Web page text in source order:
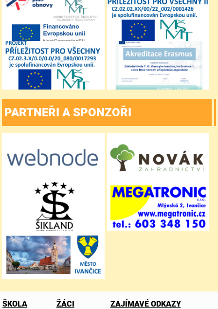
PARTNEŘI A SPONZOŘI
ŠKOLA ŽÁCI ZAJÍMAVÉ ODKAZY